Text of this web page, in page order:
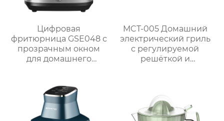
Цифровая
фритюрница GSE048 с
прозрачным окном
для домашнего
MCT-005 Домашний
электрический гриль
с регулируемой
решёткой и